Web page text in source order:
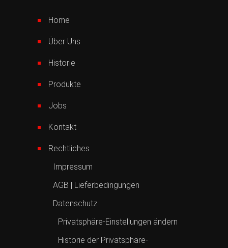
Home
Über Uns
Historie
Produkte
Jobs
Kontakt
Rechtliches
Impressum
AGB | Lieferbedingungen
Datenschutz
Privatsphäre-Einstellungen ändern
Historie der Privatsphäre-